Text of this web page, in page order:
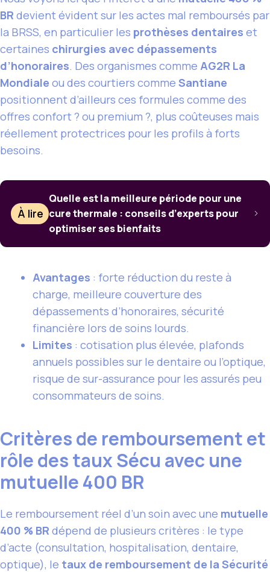
BR devient évident sur les actes mal remboursés par
la BRSS, en particulier les prothèses dentaires et
certaines chirurgies avec dépassements
d’honoraires. Des organismes comme AG2R La
Mondiale ou des courtiers comme Santiane
positionnent d’ailleurs ces formules comme des
offres confort ? ou premium ?, plus coûteuses mais
réellement protectrices pour les profils à forts
besoins.
À lire
Quelle est la meilleure période pour une
cure thermale : conseils d’experts pour
optimiser ses bienfaits
Avantages : forte réduction du reste à
charge, meilleure couverture des
dépassements d’honoraires, sécurité
financière lors de soins lourds.
Limites : cotisation plus élevée, plafonds
annuels possibles sur le dentaire ou l’optique,
risque de sur-assurance pour les assurés peu
consommateurs de soins.
Critères de remboursement et
rôle des taux Sécu avec une
mutuelle 400 BR
Le remboursement réel d’un soin avec une mutuelle
400 % BR dépend de plusieurs critères : le type
d’acte (consultation, hospitalisation, dentaire,
optique), le taux de remboursement de la Sécurité